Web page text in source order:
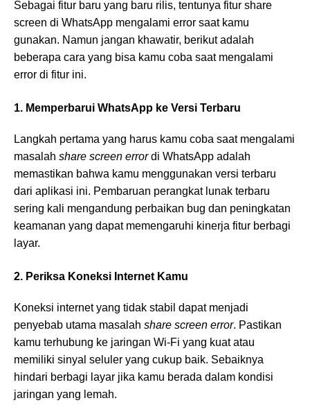
Sebagai fitur baru yang baru rilis, tentunya fitur share
screen di WhatsApp mengalami error saat kamu
gunakan. Namun jangan khawatir, berikut adalah
beberapa cara yang bisa kamu coba saat mengalami
error di fitur ini.
1. Memperbarui WhatsApp ke Versi Terbaru
Langkah pertama yang harus kamu coba saat mengalami
masalah share screen errordi WhatsApp adalah
memastikan bahwa kamu menggunakan versi terbaru
dari aplikasi ini. Pembaruan perangkat lunak terbaru
sering kali mengandung perbaikan bug dan peningkatan
keamanan yang dapat memengaruhi kinerja fitur berbagi
layar.
2. Periksa Koneksi Internet Kamu
Koneksi internet yang tidak stabil dapat menjadi
penyebab utama masalah share screen error. Pastikan
kamu terhubung ke jaringan Wi-Fi yang kuat atau
memiliki sinyal seluler yang cukup baik. Sebaiknya
hindari berbagi layar jika kamu berada dalam kondisi
jaringan yang lemah.